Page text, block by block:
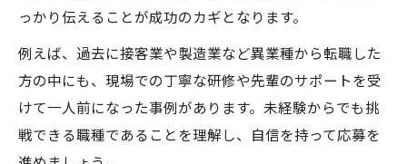
っかり伝えることが成功のカギとなります。
例えば、過去に接客業や製造業など異業種から転職した
方の中にも、現場での丁寧な研修や先輩のサポートを受
けて一人前になった事例があります。未経験からでも挑
戦できる職種であることを理解し、自信を持って応募を